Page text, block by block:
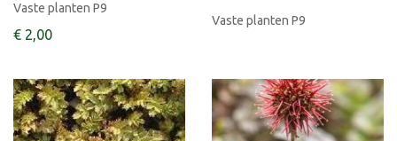
Vaste planten P9
€ 2,00
Vaste planten P9